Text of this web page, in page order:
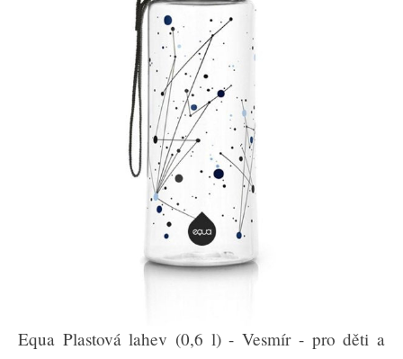
Equa Plastová lahev (0,6 l) - Vesmír - pro děti a